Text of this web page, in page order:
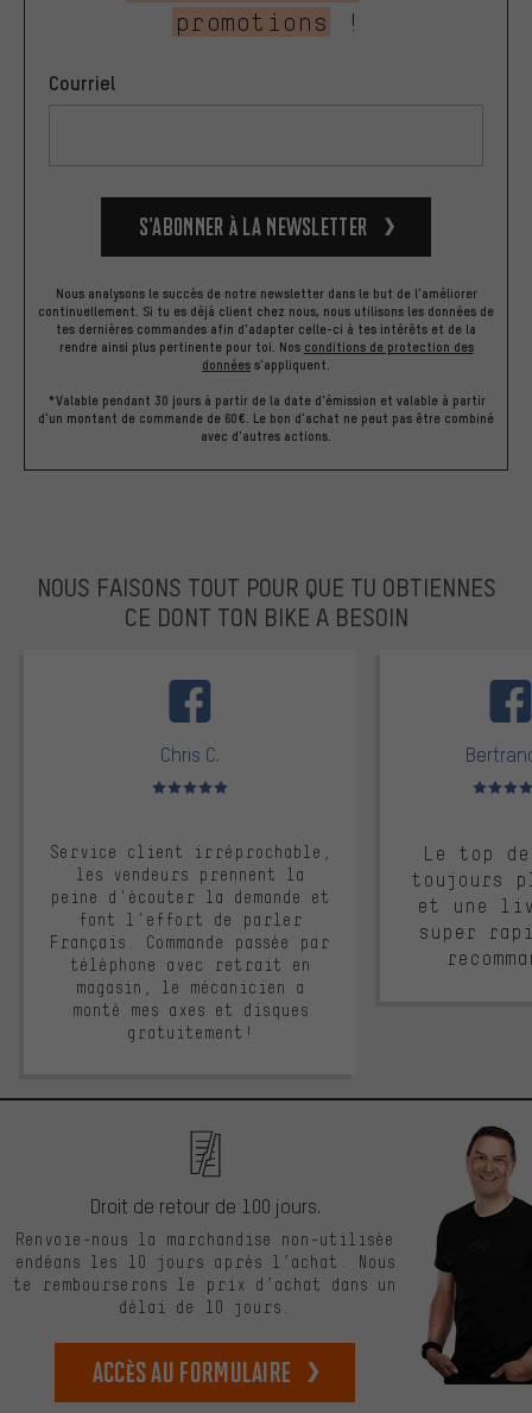
promotions
!
Courriel
S’abonner à la newsletter
Nous analysons le succès de notre newsletter dans le but de l'améliorer
continuellement. Si tu es déjà client chez nous, nous utilisons les données de
tes dernières commandes afin d'adapter celle-ci à tes intérêts et de la
rendre ainsi plus pertinente pour toi. Nos conditions de protection des
données s'appliquent.
*Valable pendant 30 jours à partir de la date d'émission et valable à partir
d'un montant de commande de 60€. Le bon d'achat ne peut pas être combiné
avec d'autres actions.
NOUS FAISONS TOUT POUR QUE TU OBTIENNES
CE DONT TON BIKE A BESOIN
Chris C.
Note moyenne : 5 sur 5
Service client irréprochable,
les vendeurs prennent la
peine d'écouter la demande et
font l'effort de parler
Français. Commande passée par
téléphone avec retrait en
magasin, le mécanicien a
monté mes axes et disques
gratuitement!
Note
Le top
toujours
et une
super
Droit de retour de 100 jours.
Renvoie-nous la marchandise non-utilisée
endéans les 10 jours après l’achat. Nous
te rembourserons le prix d’achat dans un
délai de 10 jours.
Accès au formulaire